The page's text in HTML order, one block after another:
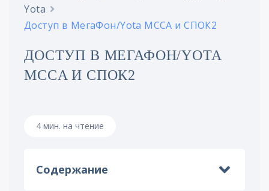
Yota
Доступ в МегаФон/Yota MCCA и СПОК2
ДОСТУП В МЕГАФОН/YOTA
MCCA И СПОК2
4 мин. на чтение
Содержание